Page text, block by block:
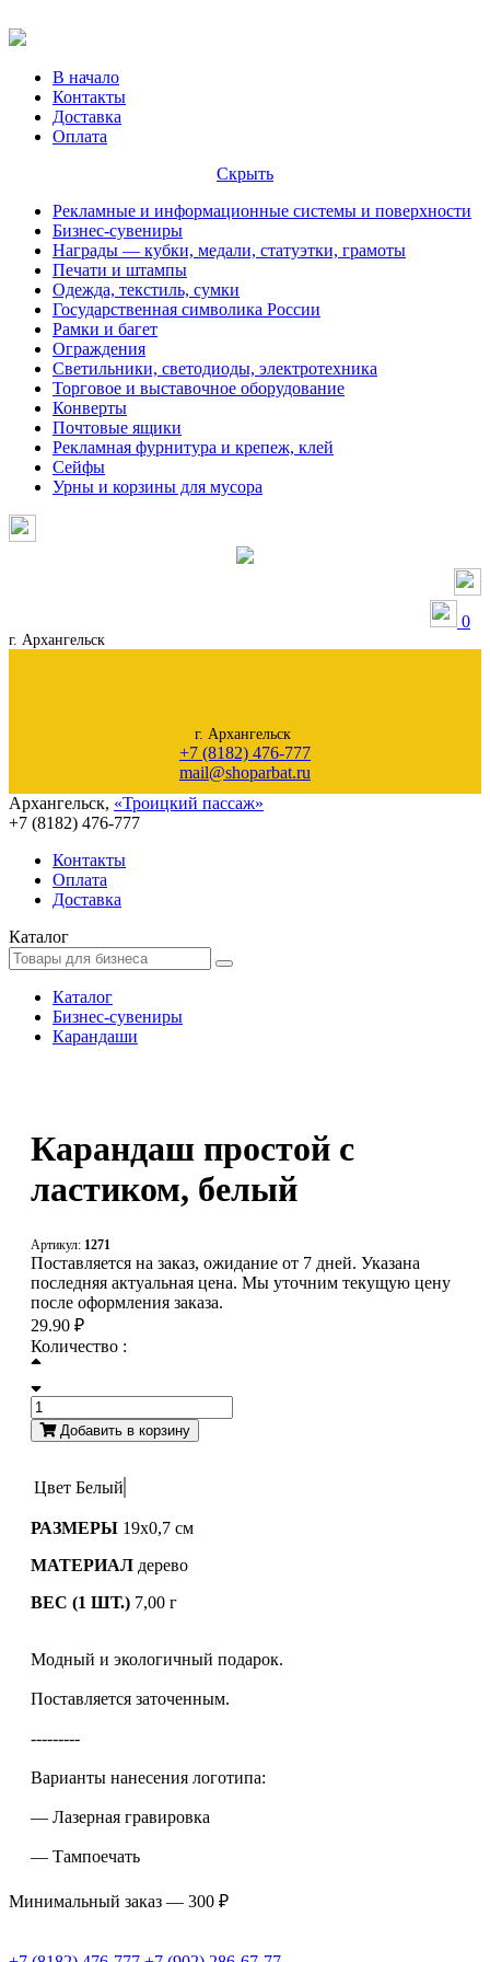
В начало
Контакты
Доставка
Оплата
Скрыть
Рекламные и информационные системы и поверхности
Бизнес-сувениры
Награды — кубки, медали, статуэтки, грамоты
Печати и штампы
Одежда, текстиль, сумки
Государственная символика России
Рамки и багет
Ограждения
Светильники, светодиоды, электротехника
Торговое и выставочное оборудование
Конверты
Почтовые ящики
Рекламная фурнитура и крепеж, клей
Сейфы
Урны и корзины для мусора
0
г. Архангельск
г. Архангельск
+7 (8182) 476-777
mail@shoparbat.ru
Архангельск, «Троицкий пассаж»
+7 (8182) 476-777
Контакты
Оплата
Доставка
Каталог
Каталог
Бизнес-сувениры
Карандаши
Карандаш простой с
ластиком, белый
Артикул: 1271
Поставляется на заказ, ожидание от 7 дней. Указана
последняя актуальная цена. Мы уточним текущую цену
после оформления заказа.
29.90 ₽
Количество :
Добавить в корзину
Цвет Белый
РАЗМЕРЫ 19x0,7 см
МАТЕРИАЛ дерево
ВЕС (1 ШТ.) 7,00 г
Модный и экологичный подарок.
Поставляется заточенным.
---------
Варианты нанесения логотипа:
— Лазерная гравировка
— Тампоечать
Минимальный заказ — 300 ₽